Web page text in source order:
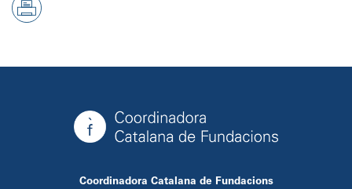
Coordinadora Catalana de Fundacions